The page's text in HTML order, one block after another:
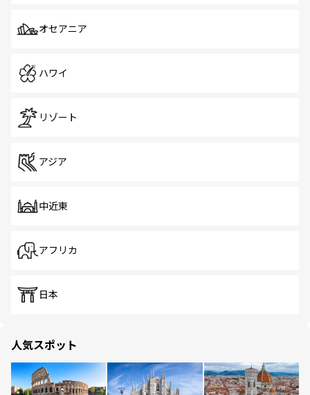
オセアニア
ハワイ
リゾート
アジア
中近東
アフリカ
日本
人気スポット